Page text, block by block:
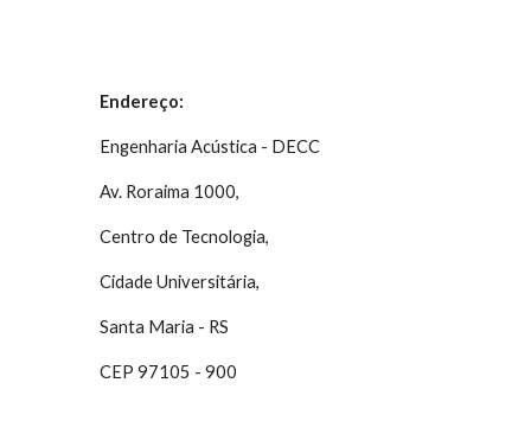
Endereço:
Engenharia Acústica - DECC
Av. Roraima 1000,
Centro de Tecnologia,
Cidade Universitária,
Santa Maria - RS
CEP 97105 - 900